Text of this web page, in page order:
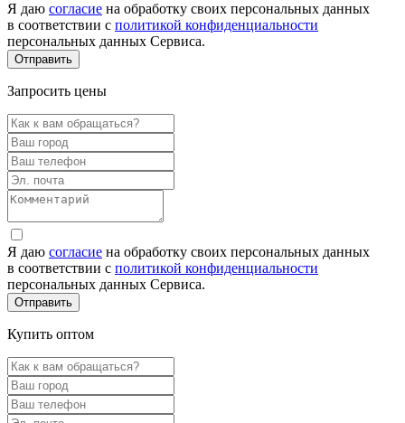
Я даю согласие на обработку своих персональных данных
в соответствии с политикой конфиденциальности
персональных данных Сервиса.
Запросить цены
Я даю согласие на обработку своих персональных данных
в соответствии с политикой конфиденциальности
персональных данных Сервиса.
Купить оптом